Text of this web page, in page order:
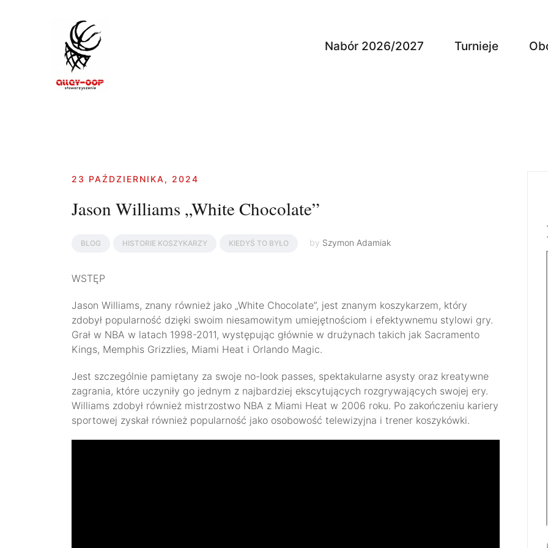
Nabór 2026/2027 Turnieje
23 PAŹDZIERNIKA, 2024
Jason Williams „White Chocolate”
BLOG HISTORIE KOSZYKARZY KIEDYŚ TO BYŁO by Szymon Adamiak
WSTĘP
Jason Williams, znany również jako „White Chocolate”, jest znanym koszykarzem, który
zdobył popularność dzięki swoim niesamowitym umiejętnościom i efektywnemu stylowi gry.
Grał w NBA w latach 1998-2011, występując głównie w drużynach takich jak Sacramento
Kings, Memphis Grizzlies, Miami Heat i Orlando Magic.
Jest szczególnie pamiętany za swoje no-look passes, spektakularne asysty oraz kreatywne
zagrania, które uczyniły go jednym z najbardziej ekscytujących rozgrywających swojej ery.
Williams zdobył również mistrzostwo NBA z Miami Heat w 2006 roku. Po zakończeniu kariery
sportowej zyskał również popularność jako osobowość telewizyjna i trener koszykówki.